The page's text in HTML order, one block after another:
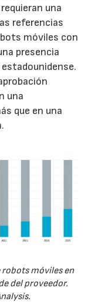
una
referencias
móviles con
presencia
una
que en una
móviles en
del proveedor.